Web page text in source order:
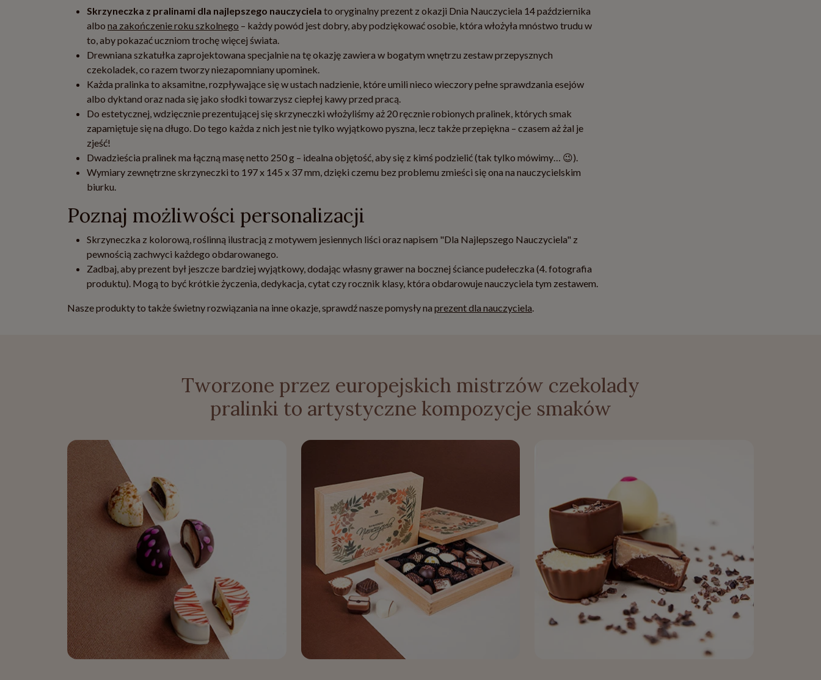
Skrzyneczka z pralinami dla najlepszego nauczyciela to oryginalny prezent z okazji Dnia Nauczyciela 14 października
albo na zakończenie roku szkolnego – każdy powód jest dobry, aby podziękować osobie, która włożyła mnóstwo trudu w
to, aby pokazać uczniom trochę więcej świata.
Drewniana szkatułka zaprojektowana specjalnie na tę okazję zawiera w bogatym wnętrzu zestaw przepysznych
czekoladek, co razem tworzy niezapomniany upominek.
Każda pralinka to aksamitne, rozpływające się w ustach nadzienie, które umili nieco wieczory pełne sprawdzania esejów
albo dyktand oraz nada się jako słodki towarzysz ciepłej kawy przed pracą.
Do estetycznej, wdzięcznie prezentującej się skrzyneczki włożyliśmy aż 20 ręcznie robionych pralinek, których smak
zapamiętuje się na długo. Do tego każda z nich jest nie tylko wyjątkowo pyszna, lecz także przepiękna – czasem aż żal je
zjeść!
Dwadzieścia pralinek ma łączną masę netto 250 g – idealna objętość, aby się z kimś podzielić (tak tylko mówimy… 😉).
Wymiary zewnętrzne skrzyneczki to 197 x 145 x 37 mm, dzięki czemu bez problemu zmieści się ona na nauczycielskim
biurku.
Poznaj możliwości personalizacji
Skrzyneczka z kolorową, roślinną ilustracją z motywem jesiennych liści oraz napisem "Dla Najlepszego Nauczyciela" z
pewnością zachwyci każdego obdarowanego.
Zadbaj, aby prezent był jeszcze bardziej wyjątkowy, dodając własny grawer na bocznej ściance pudełeczka (4. fotografia
produktu). Mogą to być krótkie życzenia, dedykacja, cytat czy rocznik klasy, która obdarowuje nauczyciela tym zestawem.
Nasze produkty to także świetny rozwiązania na inne okazje, sprawdź nasze pomysły na prezent dla nauczyciela.
Tworzone przez europejskich mistrzów czekolady
pralinki to artystyczne kompozycje smaków